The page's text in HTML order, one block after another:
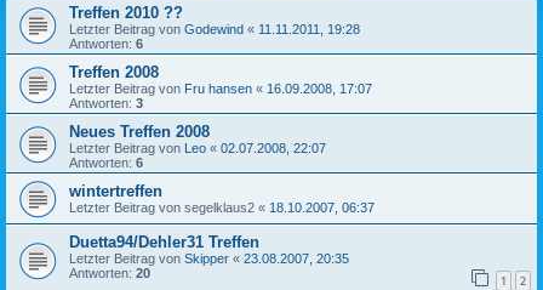
Treffen 2010 ??
Letzter Beitrag von Godewind « 11.11.2011, 19:28
Antworten: 6
Treffen 2008
Letzter Beitrag von Fru hansen « 16.09.2008, 17:07
Antworten: 3
Neues Treffen 2008
Letzter Beitrag von Leo « 02.07.2008, 22:07
Antworten: 6
wintertreffen
Letzter Beitrag von segelklaus2 « 18.10.2007, 06:37
Duetta94/Dehler31 Treffen
Letzter Beitrag von Skipper « 23.08.2007, 20:35
Antworten: 20 1 2